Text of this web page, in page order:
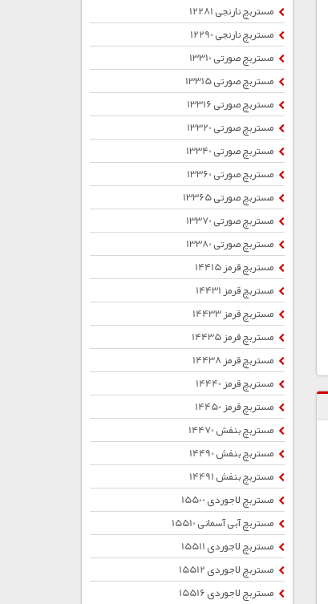
مستربچ نارنجی 12281
مستربچ نارنجی 12290
مستربچ صورتی 13310
مستربچ صورتی 13315
مستربچ صورتی 13316
مستربچ صورتی 13320
مستربچ صورتی 13340
مستربچ صورتی 13360
مستربچ صورتی 13365
مستربچ صورتی 13370
مستربچ صورتی 13380
مستربچ قرمز 14415
مستربچ قرمز 14431
مستربچ قرمز 14433
مستربچ قرمز 14435
مستربچ قرمز 14438
مستربچ قرمز 14440
مستربچ قرمز 14450
مستربچ بنفش 14470
مستربچ بنفش 14490
مستربچ بنفش 14491
مستربچ لاجوردی 15500
مستربچ آبی آسمانی 15510
مستربچ لاجوردی 15511
مستربچ لاجوردی 15512
مستربچ لاجوردی 15516